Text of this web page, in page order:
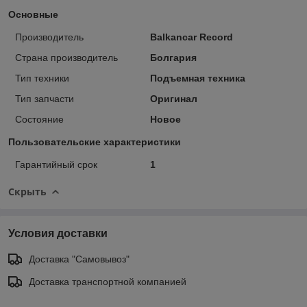
Основные
Производитель
Balkancar Record
Страна производитель
Болгария
Тип техники
Подъемная техника
Тип запчасти
Оригинал
Состояние
Новое
Пользовательские характеристики
Гарантийный срок 1
Скрыть
Условия доставки
Доставка "Самовывоз"
Доставка транспортной компанией